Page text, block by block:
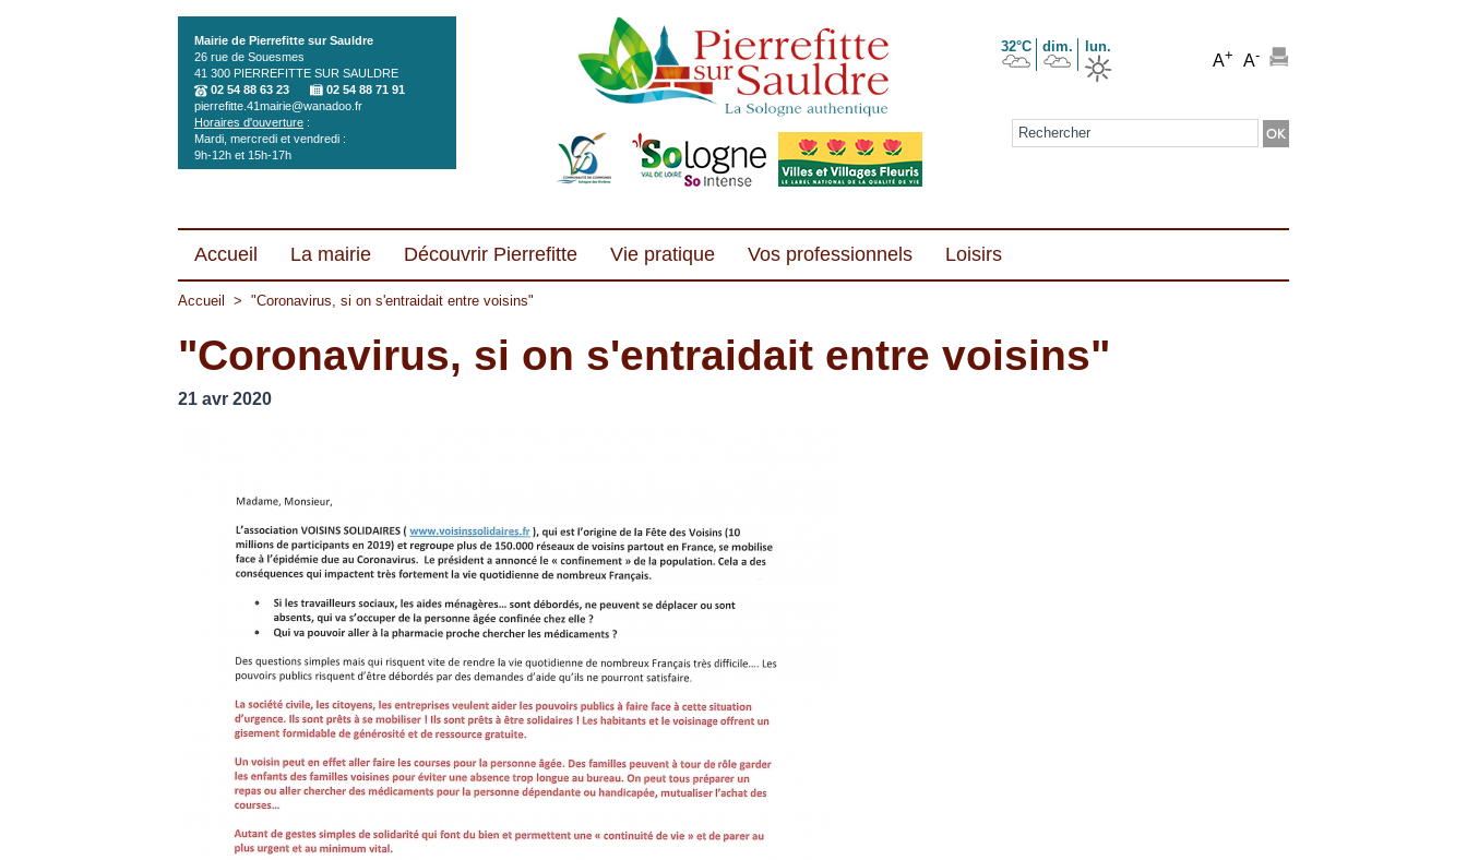
Mairie de Pierrefitte sur Sauldre
26 rue de Souesmes
41 300 PIERREFITTE SUR SAULDRE
02 54 88 63 23
02 54 88 71 91
pierrefitte.41mairie@wanadoo.fr
Horaires d'ouverture :
Mardi, mercredi et vendredi :
9h-12h et 15h-17h
32°C dim. lun.
A+ A-
Formulaire de recherche
Accueil La mairie Découvrir Pierrefitte Vie pratique Vos professionnels Loisirs
Accueil > "Coronavirus, si on s'entraidait entre voisins"
"Coronavirus, si on s'entraidait entre voisins"
21 avr 2020